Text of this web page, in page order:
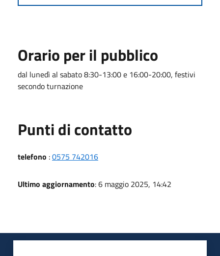
Orario per il pubblico
dal lunedì al sabato 8:30-13:00 e 16:00-20:00, festivi
secondo turnazione
Punti di contatto
telefono :0575 742016
Ultimo aggiornamento: 6 maggio 2025, 14:42